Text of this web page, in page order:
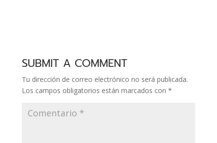
hace poco que
SUBMIT A COMMENT
Tu dirección de correo electrónico no será publicada.
Los campos obligatorios están marcados con *